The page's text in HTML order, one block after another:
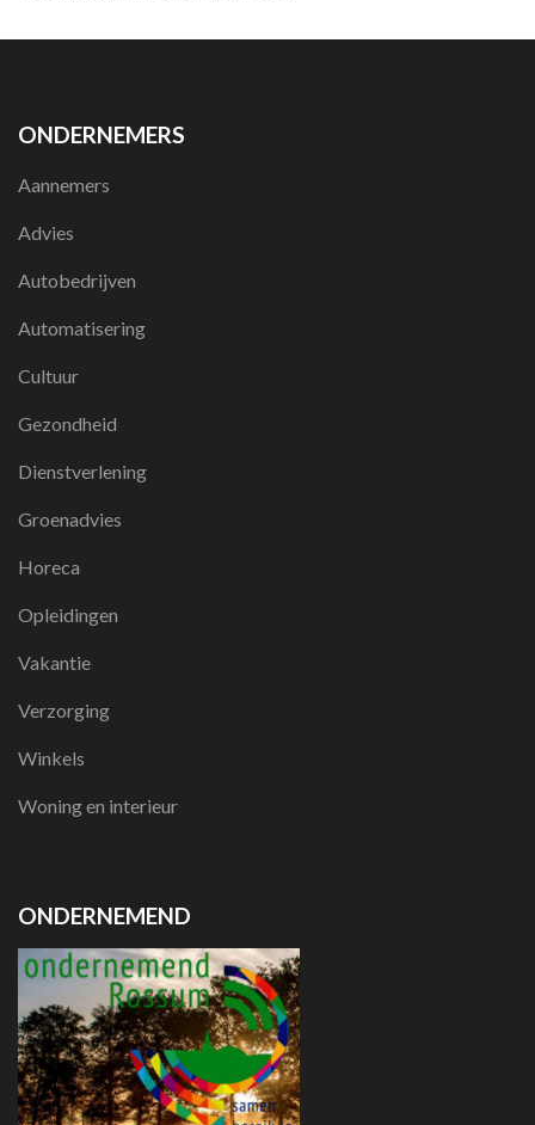
ONDERNEMERS
Aannemers
Advies
Autobedrijven
Automatisering
Cultuur
Gezondheid
Dienstverlening
Groenadvies
Horeca
Opleidingen
Vakantie
Verzorging
Winkels
Woning en interieur
ONDERNEMEND